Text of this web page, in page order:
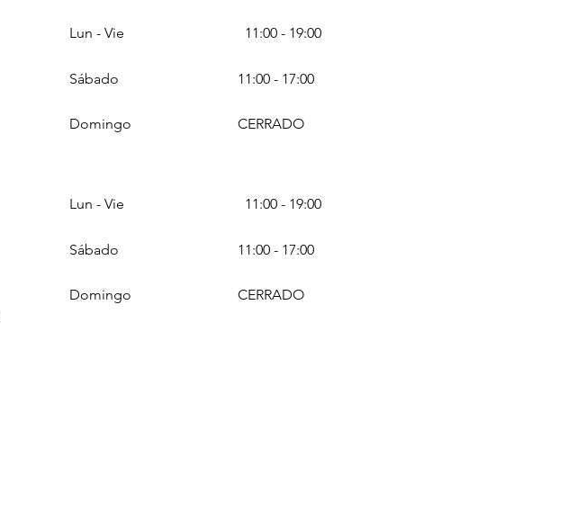
Lun - Vie
Sábado
Domingo
11:00 - 19:00
11:00 - 17:00
CERRADO
Lun - Vie
Sábado
Domingo
11:00 - 19:00
11:00 - 17:00
CERRADO